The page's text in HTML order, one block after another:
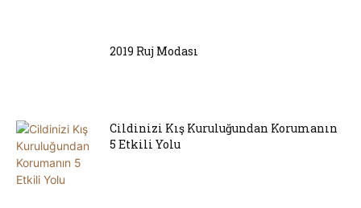
2019 Ruj Modası
Cildinizi Kış Kuruluğundan Korumanın
5 Etkili Yolu